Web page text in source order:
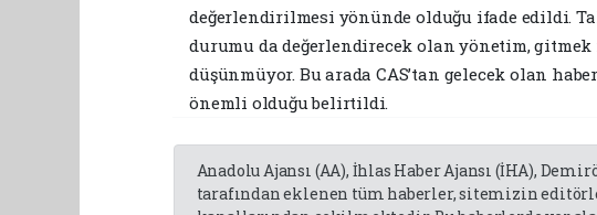
değerlendirilmesi yönünde olduğu ifade edildi.
durumu da değerlendirecek olan yönetim, gitmek
düşünmüyor. Bu arada CAS’tan gelecek olan
önemli olduğu belirtildi.
Anadolu Ajansı (AA), İhlas Haber Ajansı (İHA),
tarafından eklenen tüm haberler, sitemizin